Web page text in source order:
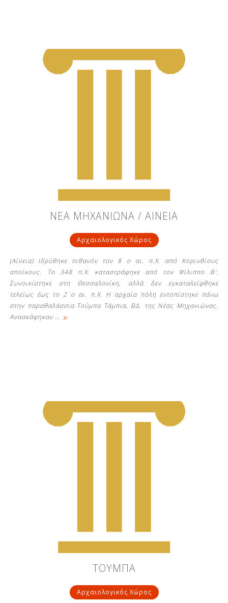
ΝΕΑ ΜΗΧΑΝΙΩΝΑ / ΑΙΝΕΙΑ
Αρχαιολογικός Χώρος
(Αίνεια) Ιδρύθηκε πιθανόν τον 8 ο αι. π.Χ. από Κορινθίους
αποίκους. Το 348 π.Χ. καταστράφηκε από τον Φίλιππο Β'.
Συνοικίστηκε στη Θεσσαλονίκη, αλλά δεν εγκαταλείφθηκε
τελείως έως το 2 ο αι. π.Χ. Η αρχαία πόλη εντοπίστηκε πάνω
στην παραθαλάσσια Τούμπα Τάμπια, ΒΔ. της Νέας Μηχανιώνας.
Ανασκάφηκαν … »
ΤΟΥΜΠΑ
Αρχαιολογικός Χώρος